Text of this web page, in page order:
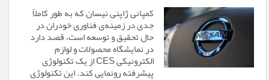
کمپانی ژاپنی نیسان که به طور کاملاً
جدی در زمینه‌ی فناوری خودران در
حال تحقیق و توسعه است، قصد دارد
در نمایشگاه محصولات و لوازم
الکترونیکی CES از یک تکنولوژی
پیشرفته رونمایی کند. این تکنولوژی